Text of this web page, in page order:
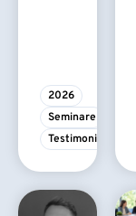
2026
Seminare
Testimonial